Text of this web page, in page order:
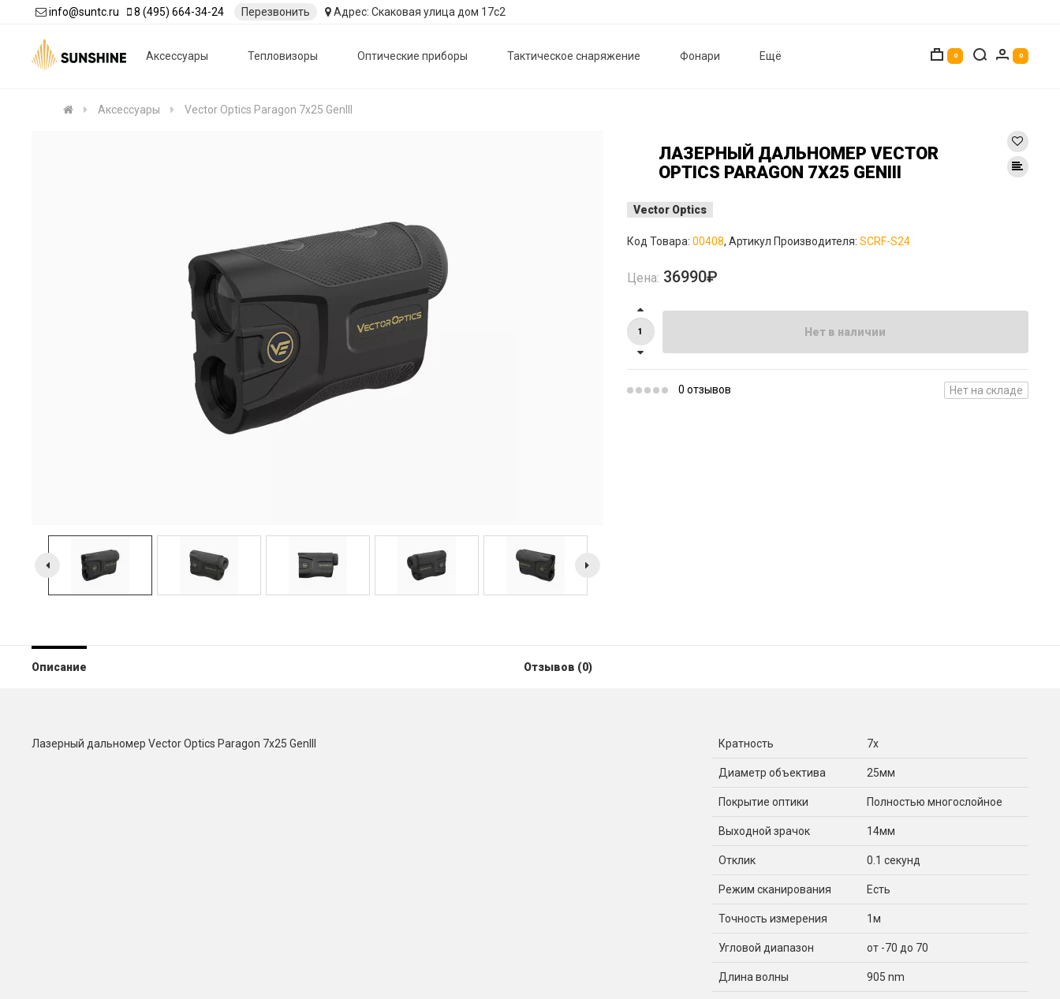
Аксессуары Тепловизоры Оптические приборы Тактическое снаряжение Фонари Ещё
info@suntc.ru 8 (495) 664-34-24 Перезвонить Адрес: Скаковая улица дом 17с2
0 0
Аксессуары Vector Optics Paragon 7x25 GenIII
ЛАЗЕРНЫЙ ДАЛЬНОМЕР VECTOR
OPTICS PARAGON 7X25 GENIII
Vector Optics
Код Товара: 00408, Артикул Производителя: SCRF-S24
Цена: 36990₽
Нет в наличии
0 отзывов Нет на складе
Описание Отзывов (0)
Лазерный дальномер Vector Optics Paragon 7x25 GenIII Кратность 7x
Диаметр объектива 25мм
Покрытие оптики Полностью многослойное
Выходной зрачок 14мм
Отклик 0.1 секунд
Режим сканирования Есть
Точность измерения 1м
Угловой диапазон от -70 до 70
Длина волны 905 nm